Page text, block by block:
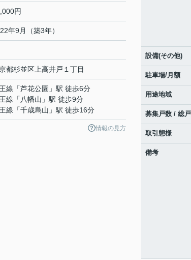
円
年9月（築3年）
都杉並区 上高井戸 １丁目
線 「芦花公園 」駅 徒歩6分
線 「 八幡山 」駅 徒歩9分
線 「千歳烏山 」駅 徒歩16分
情報の見方
設備(その他)
駐車場/月額
用途地域
募集戸数 / 総
取引態様
備考